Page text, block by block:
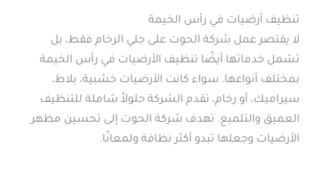
تنظيف أرضيات في رأس الخيمة
لا يقتصر عمل شركة الحوت على جلي الرخام فقط، بل
تشمل خدماتها أيضًا تنظيف الأرضيات في رأس الخيمة
بمختلف أنواعها. سواء كانت الأرضيات خشبية، بلاط،
سيراميك، أو رخام، تقدم الشركة حلولاً شاملة للتنظيف
العميق والتلميع. تهدف شركة الحوت إلى تحسين مظهر
الأرضيات وجعلها تبدو أكثر نظافة ولمعانًا.